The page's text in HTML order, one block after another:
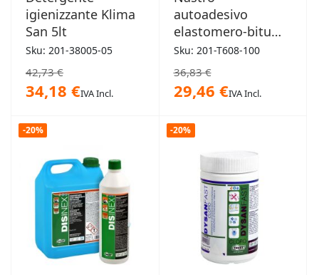
igienizzante Klima
San 5lt
Sku: 201-38005-05
42,73 €
34,18 €IVA Incl.
autoadesivo
elastomero-bitume
Flexbit-HD
h.100mm x 10m
Sku: 201-T608-100
36,83 €
29,46 €IVA Incl.
-20% -20%